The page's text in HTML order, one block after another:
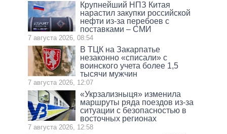
Крупнейший НПЗ Китая
нарастил закупки российской
нефти из-за перебоев с
поставками – СМИ
7 августа 2026, 08:54
В ТЦК на Закарпатье
незаконно «списали» с
воинского учета более 1,5
тысячи мужчин
7 августа 2026, 12:07
«Укрзализныця» изменила
маршруты ряда поездов из-за
ситуации с безопасностью в
восточных регионах
7 августа 2026, 12:58